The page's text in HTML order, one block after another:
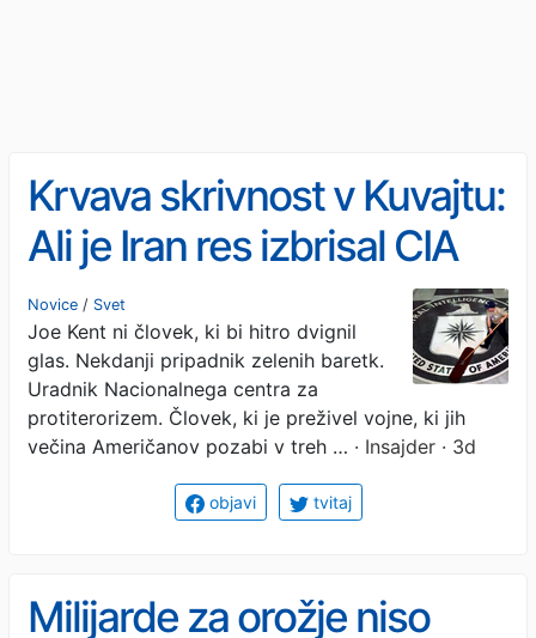
Krvava skrivnost v Kuvajtu:
Ali je Iran res izbrisal CIA
bazo s petdesetimi agenti?
Novice / Svet
Joe Kent ni človek, ki bi hitro dvignil
glas. Nekdanji pripadnik zelenih baretk.
Uradnik Nacionalnega centra za
protiterorizem. Človek, ki je preživel vojne, ki jih
večina Američanov pozabi v treh … · Insajder · 3d
objavi tvitaj
Milijarde za orožje niso